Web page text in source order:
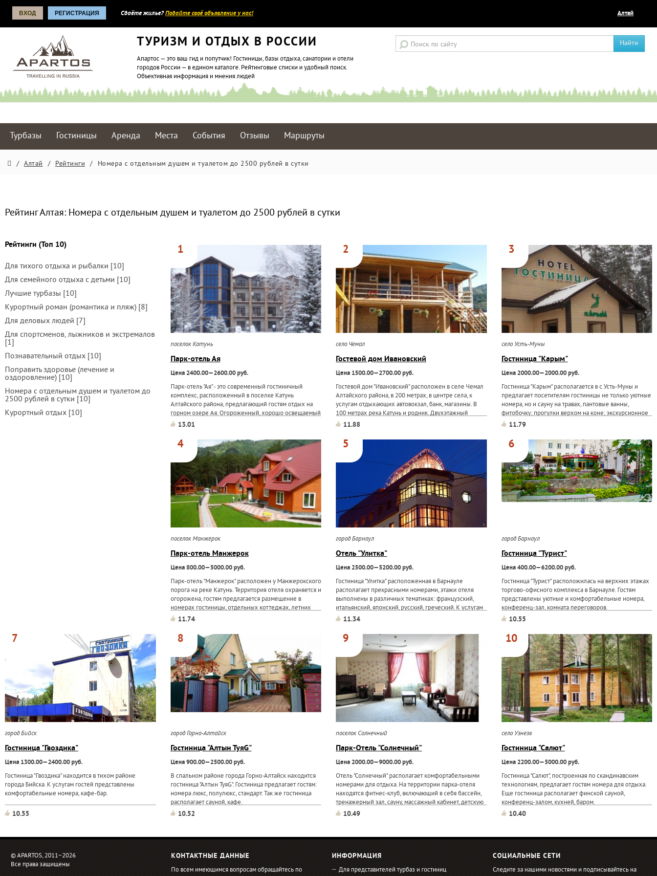
ВХОД РЕГИСТРАЦИЯ Сдаёте жилье?Подайте своё объявление у нас! Алтай
ТУРИЗМ И ОТДЫХ В РОССИИ
Апартос — это ваш гид и попутчик! Гостиницы, базы отдыха, санатории и отели
городов России — в едином каталоге. Рейтинговые списки и удобный поиск.
Объективная информация и мнения людей
Найти
Турбазы Гостиницы Аренда Места События Отзывы Маршруты
/ Алтай / Рейтинги / Номера с отдельным душем и туалетом до 2500 рублей в сутки
Рейтинг Алтая: Номера с отдельным душем и туалетом до 2500 рублей в сутки
Рейтинги (Топ 10)
Для тихого отдыха и рыбалки [10]
Для семейного отдыха с детьми [10]
Лучшие турбазы [10]
Курортный роман (романтика и пляж) [8]
Для деловых людей [7]
Для спортсменов, лыжников и экстремалов
[1]
Познавательный отдых [10]
Поправить здоровье (лечение и
оздоровление) [10]
Номера с отдельным душем и туалетом до
2500 рублей в сутки [10]
Курортный отдых [10]
1
поселок Катунь
Парк-отель Ая
Цена 2400.00—2600.00 руб.
Парк-отель "Ая" - это современный гостиничный
комплекс, расположенный в поселке Катунь
Алтайского района, предлагающий гостям отдых на
горном озере Ая. Огороженный, хорошо освещаемый
парк - 12,75 га. Ресторан "Лунное озеро", где возможно
13.01
2
село Чемал
Гостевой дом Ивановский
Цена 1500.00—2700.00 руб.
Гостевой дом "Ивановский" расположен в селе Чемал
Алтайского района, в 200 метрах, в центре села, к
услугам отдыхающих автовокзал, банк, магазины. В
100 метрах река Катунь и родник. Двухэтажный
деревянный корпус, на десять двухместных номеров.
11.88
3
село Усть-Муны
Гостиница "Карым"
Цена 2000.00—2000.00 руб.
Гостиница "Карым" располагается в с.Усть-Муны и
предлагает посетителям гостиницы не только уютные
номера, но и сауну на травах, пантовые ванны,
фитобочку; прогулки верхом на коне; экскурсионное
сопровождение; столовую, так же к услугам гостей:
11.79
4
поселок Манжерок
Парк-отель Манжерок
Цена 800.00—5000.00 руб.
Парк-отель "Манжерок" расположен у Манжерокского
порога на реке Катунь. Территория отеля охраняется и
огорожена, гостям предлагается размещение в
номерах гостиницы, отдельных коттеджах, летних
домиках, в юрте. На территории есть баня, открытый
11.74
5
город Барнаул
Отель "Улитка"
Цена 2500.00—5200.00 руб.
Гостиница "Улитка" расположенная в Барнауле
располагает прекрасными номерами, этажи отеля
выполнены в различных тематиках: французский,
итальянский, японский, русский, греческий. К услугам
гостей: SPA-салон, сауна, кафе, лаундж-бар,
конференц-залы.
11.34
6
город Барнаул
Гостиница "Турист"
Цена 400.00—6200.00 руб.
Гостиница "Турист" расположилась на верхних этажах
торгово-офисного комплекса в Барнауле. Гостям
представлены уютные и комфортабельные номера,
конференц-зал, комната переговоров.
10.55
7
город Бийск
Гостиница "Гвоздика"
Цена 1300.00—2400.00 руб.
Гостиница "Гвоздика" находится в тихом районе
города Бийска. К услугам гостей представлены
комфортабельные номера, кафе-бар.
10.55
8
город Горно-Алтайск
Гостиница "Алтын ТуяG"
Цена 900.00—2500.00 руб.
В спальном районе города Горно-Алтайск находится
гостиница "Алтын ТуяG". Гостиница предлагает гостям:
номера люкс, полулюкс, стандарт. Так же гостиница
располагает сауной, кафе.
10.52
9
поселок Солнечный
Парк-Отель "Солнечный"
Цена 2000.00—9000.00 руб.
Отель "Солнечный" располагает комфортабельными
номерами для отдыха. На территории парка-отеля
находятся фитнес-клуб, включающий в себя бассейн,
тренажерный зал, сауну, массажный кабинет, детскую
комнату; ресторан "Дача"; караоке-бар "5 звезд";
10.49
10
село Узнезя
Гостиница "Салют"
Цена 2200.00—5000.00 руб.
Гостиница "Салют", построенная по скандинавским
технологиям, предлагает гостям номера для отдыха.
Еще гостиница располагает финской сауной,
конференц-залом, кухней, баром.
10.40
© APARTOS, 2011−2026
Все права защищены
КОНТАКТНЫЕ ДАННЫЕ
По всем имеющимся вопросам обращайтесь по
ИНФОРМАЦИЯ
Для представителей турбаз и гостиниц
СОЦИАЛЬНЫЕ СЕТИ
Следите за нашими новостями и подписывайтесь на